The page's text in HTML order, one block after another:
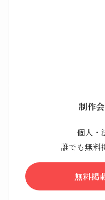
制作
個人・
誰でも無料
無料掲